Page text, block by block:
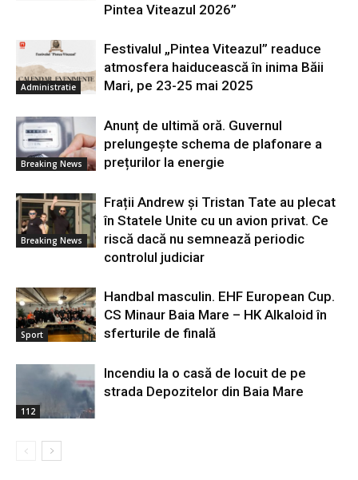
Pintea Viteazul 2026”
Administratie
Festivalul „Pintea Viteazul” readuce
atmosfera haiducească în inima Băii
Mari, pe 23-25 mai 2025
Breaking News
Anunț de ultimă oră. Guvernul
prelungește schema de plafonare a
prețurilor la energie
Breaking News
Frații Andrew și Tristan Tate au plecat
în Statele Unite cu un avion privat. Ce
riscă dacă nu semnează periodic
controlul judiciar
Sport
Handbal masculin. EHF European Cup.
CS Minaur Baia Mare – HK Alkaloid în
sferturile de finală
112
Incendiu la o casă de locuit de pe
strada Depozitelor din Baia Mare